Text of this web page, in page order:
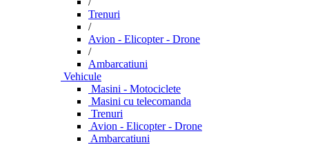
Trenuri
/
Avion - Elicopter - Drone
/
Ambarcatiuni
Vehicule
Masini - Motociclete
Masini cu telecomanda
Trenuri
Avion - Elicopter - Drone
Ambarcatiuni